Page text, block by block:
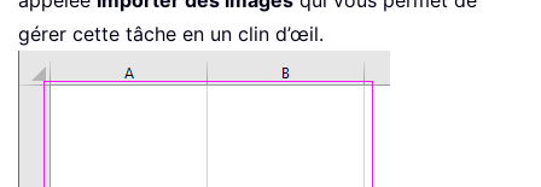
gérer cette tâche en un clin d’œil.